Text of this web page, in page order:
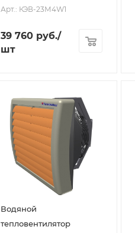
Арт.: КЭВ-23М4W1
39 760 руб./
шт
Водяной
тепловентилятор